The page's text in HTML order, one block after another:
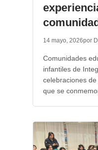
14 mayo, 2026por
Comunidades
infantiles de
celebraciones de
que se